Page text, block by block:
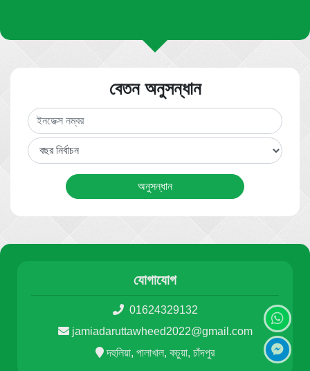
বেতন অনুসন্ধান
যোগাযোগ
01624329132
jamiadaruttawheed2022@gmail.com
দহুলিয়া, পালাখাল, কচুয়া, চাঁদপুর